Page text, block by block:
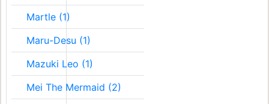
Martle (1)
Maru-Desu (1)
Mazuki Leo (1)
Mei The Mermaid (2)